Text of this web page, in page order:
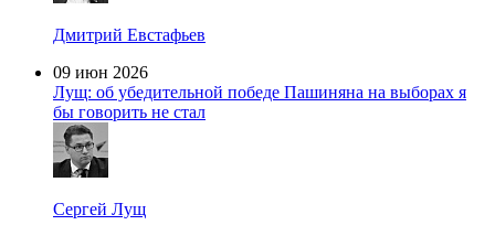
Дмитрий Евстафьев
09 июн 2026
Лущ: об убедительной победе Пашиняна на выборах я
бы говорить не стал
Сергей Лущ